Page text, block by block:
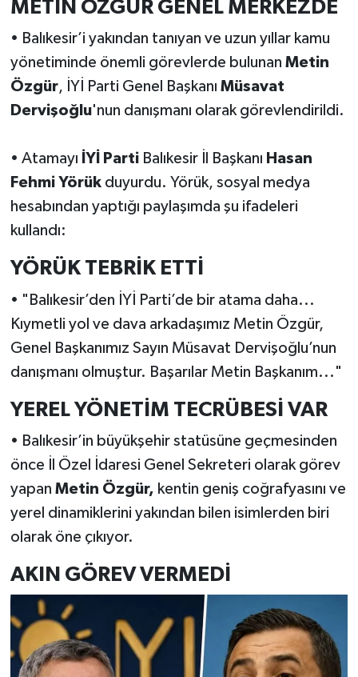
METİN ÖZGÜR GENEL MERKEZDE
• Balıkesir’i yakından tanıyan ve uzun yıllar kamu
yönetiminde önemli görevlerde bulunan Metin
Özgür, İYİ Parti Genel Başkanı Müsavat
Dervişoğlu'nun danışmanı olarak görevlendirildi.
• Atamayı İYİ Parti Balıkesir İl Başkanı Hasan
Fehmi Yörük duyurdu. Yörük, sosyal medya
hesabından yaptığı paylaşımda şu ifadeleri
kullandı:
YÖRÜK TEBRİK ETTİ
• "Balıkesir’den İYİ Parti’de bir atama daha...
Kıymetli yol ve dava arkadaşımız Metin Özgür,
Genel Başkanımız Sayın Müsavat Dervişoğlu’nun
danışmanı olmuştur. Başarılar Metin Başkanım..."
YEREL YÖNETİM TECRÜBESİ VAR
• Balıkesir’in büyükşehir statüsüne geçmesinden
önce İl Özel İdaresi Genel Sekreteri olarak görev
yapan Metin Özgür, kentin geniş coğrafyasını ve
yerel dinamiklerini yakından bilen isimlerden biri
olarak öne çıkıyor.
AKIN GÖREV VERMEDİ